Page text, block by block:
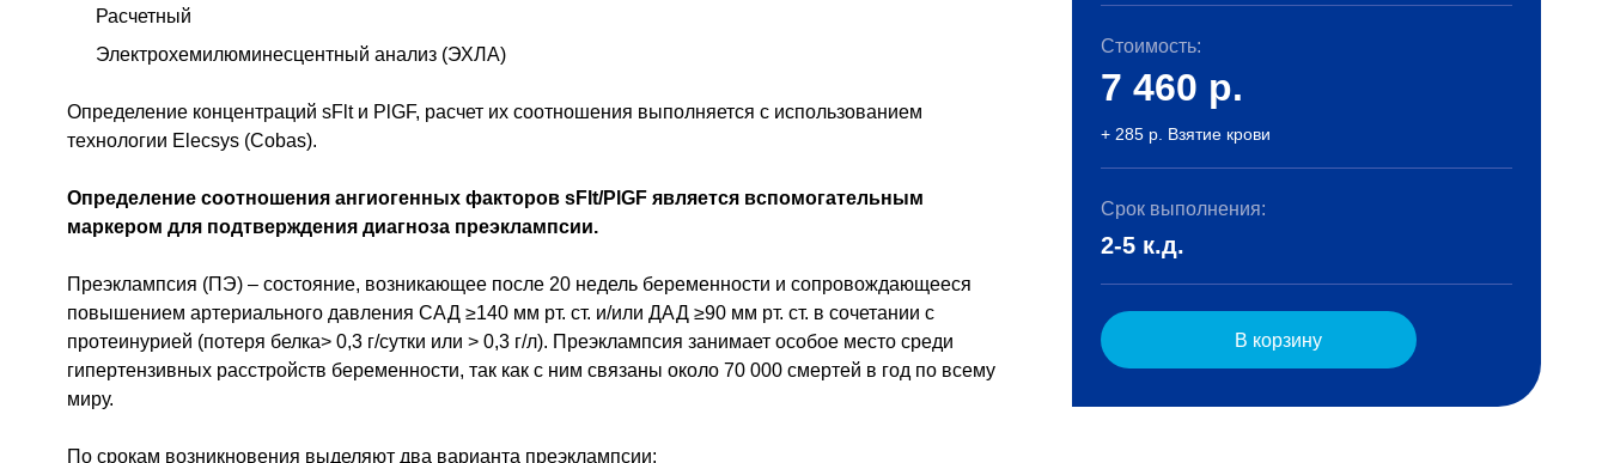
Расчетный
Электрохемилюминесцентный анализ (ЭХЛА)
Определение концентраций sFlt и PlGF, расчет их соотношения выполняется с использованием
технологии Elecsys (Cobas).
Определение соотношения ангиогенных факторов sFlt/PlGF является вспомогательным
маркером для подтверждения диагноза преэклампсии.
Преэклампсия (ПЭ) – состояние, возникающее после 20 недель беременности и сопровождающееся
повышением артериального давления САД ≥140 мм рт. ст. и/или ДАД ≥90 мм рт. ст. в сочетании с
протеинурией (потеря белка> 0,3 г/сутки или > 0,3 г/л). Преэклампсия занимает особое место среди
гипертензивных расстройств беременности, так как с ним связаны около 70 000 смертей в год по всему
миру.
По срокам возникновения выделяют два варианта преэклампсии:
Стоимость:
7 460 р.
+ 285 р. Взятие крови
Срок выполнения:
2-5 к.д.
В корзину